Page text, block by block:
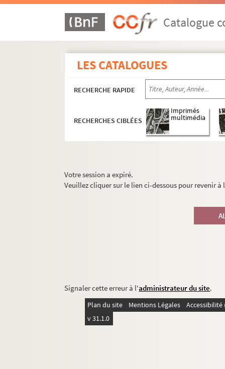
Catalogue
LES CATALOGUES
RECHERCHE RAPIDE
RECHERCHES CIBLÉES
Imprimés
multimédia
Votre session a expiré.
Veuillez cliquer sur le lien ci-dessous pour revenir
Signaler cette erreur à l'administrateur du site.
Plan du site Mentions Légales
v 31.1.0